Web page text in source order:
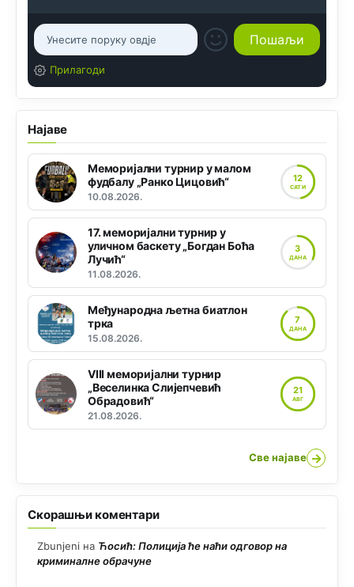
Прилагоди
Најаве
Меморијални турнир у малом
фудбалу „Ранко Цицовић“
10.08.2026.
12
САТИ
17. меморијални турнир у
уличном баскету „Богдан Боћа
Лучић“
11.08.2026.
3
ДАНА
Међународна љетна биатлон
трка
15.08.2026.
7
ДАНА
VIII меморијални турнир
„Веселинка Слијепчевић
Обрадовић“
21.08.2026.
21
АВГ
Све најаве →
Скорашњи коментари
Zbunjeni на Ћосић: Полиција ће наћи одговор на
криминалне обрачуне